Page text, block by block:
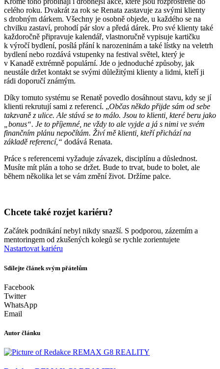
celého roku. Dvakrát za rok se Renata zastavuje za svými klienty
s drobným dárkem. Všechny je osobně objede, u každého se na
chvilku zastaví, prohodí pár slov a předá dárek. Pro své klienty také
každoročně připravuje kalendář, vlastnoručně vypisuje kartičku
k výročí bydlení, posílá přání k narozeninám a také lístky na veletrh
bydlení nebo rozdává vstupenky na festival světel, který je
v Kanadě extrémně populární. Jde o jednoduché způsoby, jak
neustále držet kontakt se svými důležitými klienty a lidmi, kteří ji
rádi doporučí známým.
Díky tomuto systému se Renatě povedlo dosáhnout stavu, kdy se jí
klienti rekrutují sami z referencí. „Občas někdo přijde sám od sebe
takzvaně z ulice. Ale stává se to málo. Jsou to klienti, které beru jako
„bonus“. Je to příjemné, ne vždy to ale vyjde a já s nimi ve svém
finančním plánu nepočítám. Živí mě klienti, kteří přichází na
základě referencí,“ dodává Renata.
Práce s referencemi vyžaduje závazek, disciplínu a důslednost.
Musíte mít plán a toho se držet. Bude to trvat, bude to bolet, ale
během několika let se vám změní život. Držíme palce.
Chcete také rozjet kariéru?
Začátek podnikání nebyl nikdy snazší. S podporou, zázemím a
mentoringem od zkušených kolegů se rychle zorientujete
Nastartovat kariéru
Sdílejte článek svým přátelům
Facebook
Twitter
WhatsApp
Email
Autor článku